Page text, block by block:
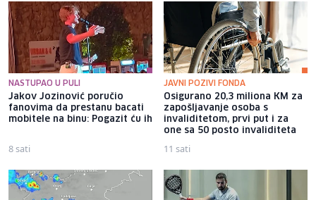
NASTUPAO U PULI
Jakov Jozinović poručio
fanovima da prestanu bacati
mobitele na binu: Pogazit ću ih
8 sati
JAVNI POZIVI FONDA
Osigurano 20,3 miliona KM za
zapošljavanje osoba s
invaliditetom, prvi put i za
one sa 50 posto invaliditeta
11 sati